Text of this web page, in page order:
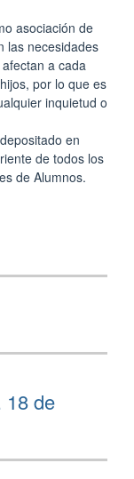
asociación de
las necesidades
a cada
por lo que es
inquietud o
en
de todos los
de Alumnos.
18 de